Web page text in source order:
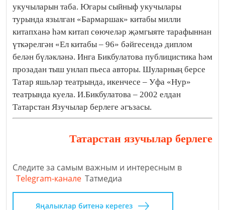
укучыларын таба. Югары сыйныф укучылары
турында язылган «Бармаршак» китабы милли
китапханә һәм китап сөючеләр җәмгыяте тарафыннан
үткәрелгән «Ел китабы – 96» бәйгесендә диплом
белән бүләкләнә. Инга Бикбулатова публицистика һәм
прозадан тыш унлап пьеса авторы. Шуларның берсе
Татар яшьләр театрында, икенчесе – Уфа «Нур»
театрында куела. И.Бикбулатова – 2002 елдан
Татарстан Язучылар берлеге әгъзасы.
Татарстан язучылар берлеге
Следите за самым важным и интересным в
Telegram-канале Татмедиа
Яңалыклар битенә керегез